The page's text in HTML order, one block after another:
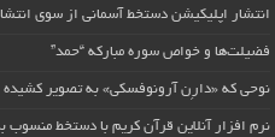
انتشار اپلیکیشن دستخط آسمانی از سوی
فضیلت‌ها و خواص سوره مبارکه “حمد”
نوحی که «دارِن آرونوفسکی» به تصویر
نرم افزار آنلاین قرآن کریم با دستخط